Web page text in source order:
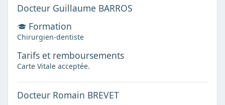
Docteur Guillaume BARROS
Formation
Chirurgien-dentiste
Tarifs et remboursements
Carte Vitale acceptée.
Docteur Romain BREVET